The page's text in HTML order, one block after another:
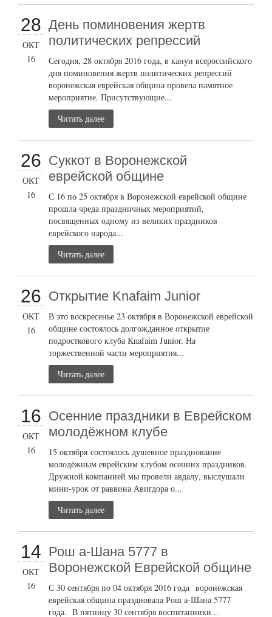
28
ОКТ
16
День поминовения жертв
политических репрессий
Сегодня, 28 октября 2016 года, в канун всероссийского
дня поминовения жертв политических репрессий
воронежская еврейская община провела памятное
мероприятие. Присутствующие...
Читать далее
26
ОКТ
16
Суккот в Воронежской
еврейской общине
С 16 по 25 октября в Воронежской еврейской общине
прошла чреда праздничных мероприятий,
посвященных одному из великих праздников
еврейского народа...
Читать далее
26
ОКТ
16
Открытие Knafaim Junior
В это воскресенье 23 октября в Воронежской еврейской
общине состоялось долгожданное открытие
подросткового клуба Knafaim Junior. На
торжественной части мероприятия...
Читать далее
16
ОКТ
16
Осенние праздники в Еврейском
молодёжном клубе
15 октября состоялось душевное празднование
молодёжным еврейским клубом осенних праздников.
Дружной компанией мы провели авдалу, выслушали
мини-урок от раввина Авигдора о...
Читать далее
14
ОКТ
16
Рош а-Шана 5777 в
Воронежской Еврейской общине
С 30 сентября по 04 октября 2016 года воронежская
еврейская община праздновала Рош а-Шана 5777
года. В пятницу 30 сентября воспитанники...